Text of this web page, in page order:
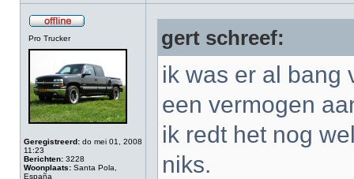
Pro Trucker
Geregistreerd: do mei 01, 2008
11:23
Berichten: 3228
Woonplaats: Santa Pola,
España
gert schreef:
ik was er al bang
een vermogen
ik redt het nog
niks.